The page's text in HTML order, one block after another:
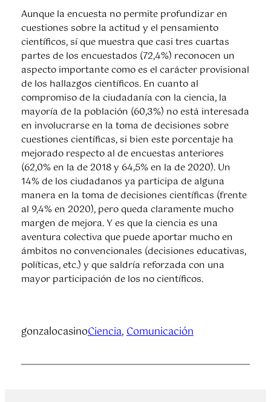
Aunque la encuesta no permite profundizar en
cuestiones sobre la actitud y el pensamiento
científicos, sí que muestra que casi tres cuartas
partes de los encuestados (72,4%) reconocen un
aspecto importante como es el carácter provisional
de los hallazgos científicos. En cuanto al
compromiso de la ciudadanía con la ciencia, la
mayoría de la población (60,3%) no está interesada
en involucrarse en la toma de decisiones sobre
cuestiones científicas, si bien este porcentaje ha
mejorado respecto al de encuestas anteriores
(62,0% en la de 2018 y 64,5% en la de 2020). Un
14% de los ciudadanos ya participa de alguna
manera en la toma de decisiones científicas (frente
al 9,4% en 2020), pero queda claramente mucho
margen de mejora. Y es que la ciencia es una
aventura colectiva que puede aportar mucho en
ámbitos no convencionales (decisiones educativas,
políticas, etc.) y que saldría reforzada con una
mayor participación de los no científicos.
gonzalocasinoCiencia, Comunicación